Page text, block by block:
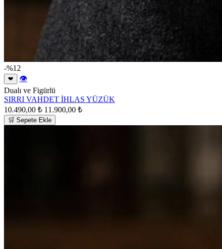
-%12
❤
👁
Dualı ve Figürlü
SIRRI VAHDET İHLAS YÜZÜK
10.490,00 ₺ 11.900,00 ₺
🛒 Sepete Ekle